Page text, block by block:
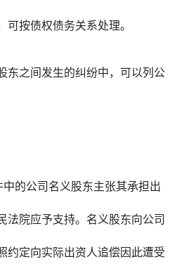
按债权债务关系处理。
东之间发生的纠纷中，可以列公
的公司名义股东主张其承担出
法院应予支持。名义股东向公司
约定向实际出资人追偿因此遭受